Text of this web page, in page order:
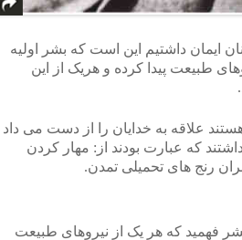
ایمان داشتیم این است که بشر اولیه
طبیعت پیدا کرده و هریک از این
علاقه به خدایان را از دست می داد
که عبارت بودند از: مهار کردن
رنج های تحمیلی تمدن.
فهمید که هر یک از نیروهای طبیعت